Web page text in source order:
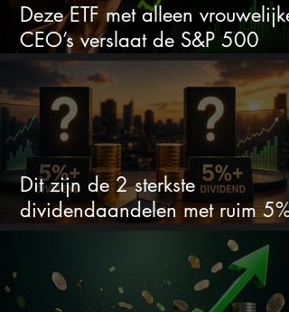
Deze ETF met alleen vrouwelijke
CEO’s verslaat de S&P 500
keihard
Dit zijn de 2 sterkste
dividendaandelen met ruim 5%